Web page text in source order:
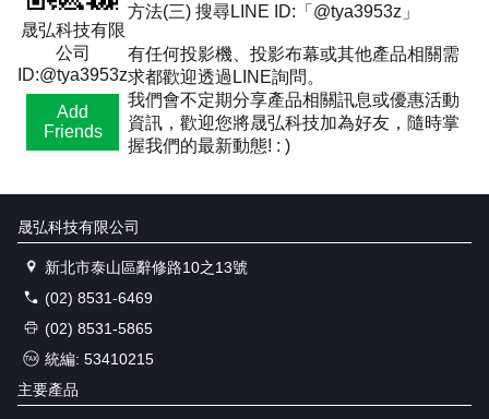
晟弘科技有限
公司
ID:@tya3953z
Add
Friends
方法(三) 搜尋LINE ID:「@tya3953z」
有任何投影機、投影布幕或其他產品相關需
求都歡迎透過LINE詢問。
我們會不定期分享產品相關訊息或優惠活動
資訊，歡迎您將晟弘科技加為好友，隨時掌
握我們的最新動態! : )
晟弘科技有限公司
新北市泰山區辭修路10之13號
(02) 8531-6469
(02) 8531-5865
統編: 53410215
主要產品